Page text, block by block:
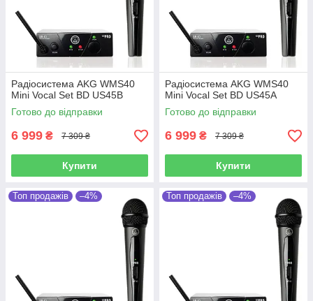
Радіосистема AKG WMS40
Mini Vocal Set BD US45B
Готово до відправки
6 999 ₴ 7 309 ₴
Купити
Радіосистема AKG WMS40
Mini Vocal Set BD US45A
Готово до відправки
6 999 ₴ 7 309 ₴
Купити
Топ продажів –4% Топ продажів –4%